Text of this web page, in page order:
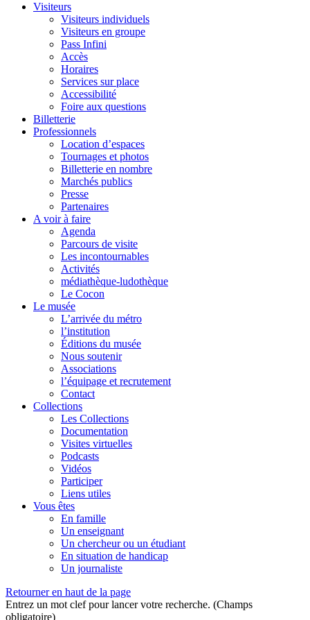
Visiteurs
Visiteurs individuels
Visiteurs en groupe
Pass Infini
Accès
Horaires
Services sur place
Accessibilité
Foire aux questions
Billetterie
Professionnels
Location d’espaces
Tournages et photos
Billetterie en nombre
Marchés publics
Presse
Partenaires
A voir à faire
Agenda
Parcours de visite
Les incontournables
Activités
médiathèque-ludothèque
Le Cocon
Le musée
L’arrivée du métro
l’institution
Éditions du musée
Nous soutenir
Associations
l’équipage et recrutement
Contact
Collections
Les Collections
Documentation
Visites virtuelles
Podcasts
Vidéos
Participer
Liens utiles
Vous êtes
En famille
Un enseignant
Un chercheur ou un étudiant
En situation de handicap
Un journaliste
Retourner en haut de la page
Entrez un mot clef pour lancer votre recherche. (Champs
obligatoire)